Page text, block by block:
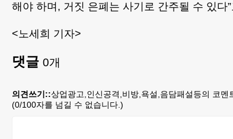
해야 하며, 거짓 은폐는 사기로 간주될 수 있다
<노세희 기자>
댓글 0개
의견쓰기::상업광고,인신공격,비방,욕설,음담패설등의 코멘
(0/100자를 넘길 수 없습니다.)